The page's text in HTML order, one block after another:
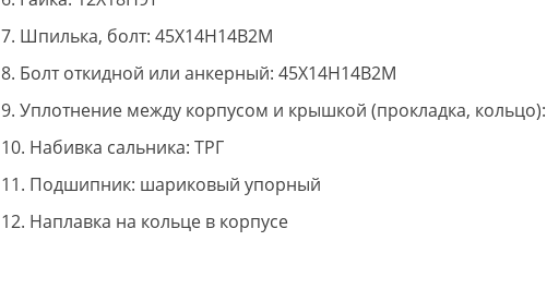
7. Шпилька, болт: 45Х14Н14В2М
8. Болт откидной или анкерный: 45Х14Н14В2М
9. Уплотнение между корпусом и крышкой (прокладка,
10. Набивка сальника: ТРГ
11. Подшипник: шариковый упорный
12. Наплавка на кольце в корпусе